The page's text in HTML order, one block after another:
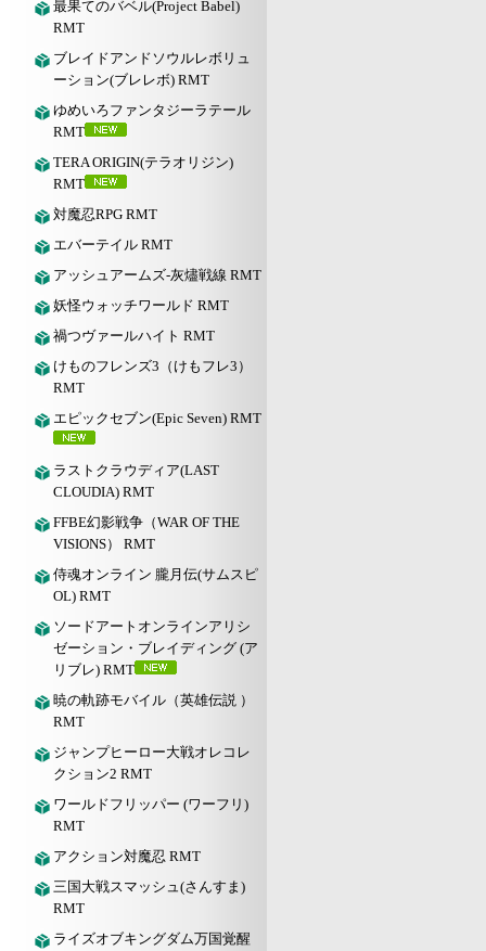
最果てのバベル(Project Babel)
RMT
ブレイドアンドソウルレボリュ
ーション(ブレレボ) RMT
ゆめいろファンタジーラテール
RMT
TERA ORIGIN(テラオリジン)
RMT
対魔忍RPG RMT
エバーテイル RMT
アッシュアームズ‐灰燼戦線 RMT
妖怪ウォッチワールド RMT
禍つヴァールハイト RMT
けものフレンズ3（けもフレ3）
RMT
エピックセブン(Epic Seven) RMT
ラストクラウディア(LAST
CLOUDIA) RMT
FFBE幻影戦争（WAR OF THE
VISIONS） RMT
侍魂オンライン 朧月伝(サムスピ
OL) RMT
ソードアートオンラインアリシ
ゼーション・ブレイディング (ア
リブレ) RMT
暁の軌跡モバイル（英雄伝説 ）
RMT
ジャンプヒーロー大戦オレコレ
クション2 RMT
ワールドフリッパー (ワーフリ)
RMT
アクション対魔忍 RMT
三国大戦スマッシュ(さんすま)
RMT
ライズオブキングダム万国覚醒